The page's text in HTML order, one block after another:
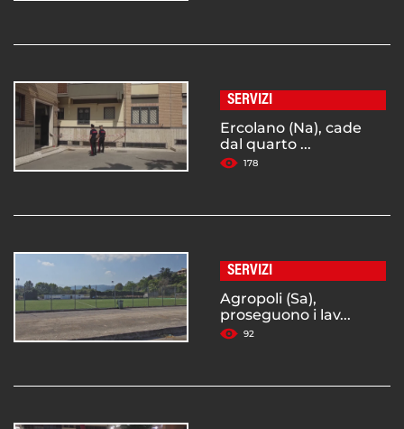
SERVIZI
Ercolano (Na), cade
dal quarto ...
178
SERVIZI
Agropoli (Sa),
proseguono i lav...
92